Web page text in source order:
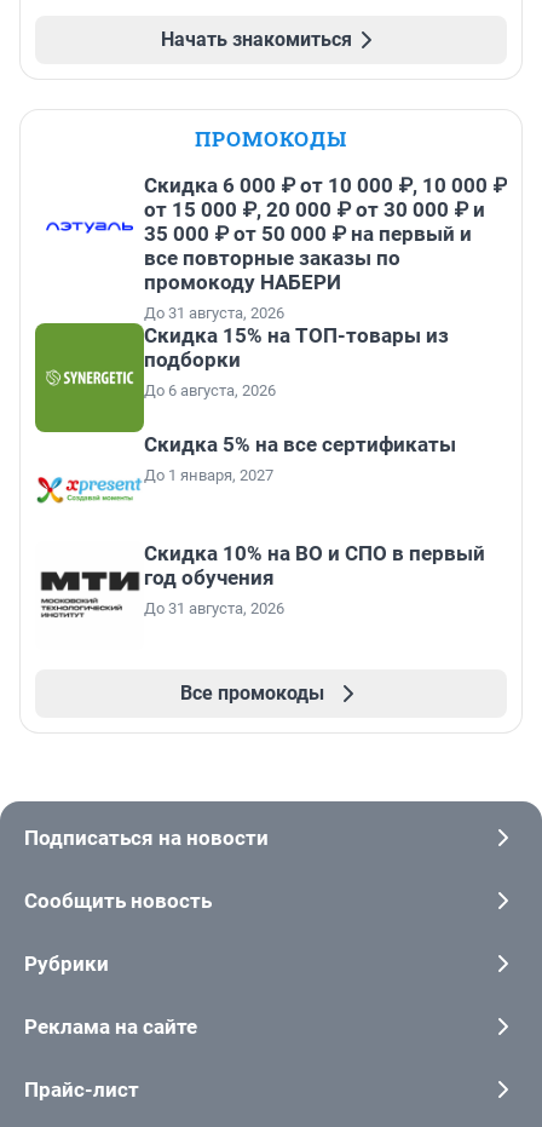
Начать знакомиться
ПРОМОКОДЫ
Скидка 6 000 ₽ от 10 000 ₽, 10 000 ₽
от 15 000 ₽, 20 000 ₽ от 30 000 ₽ и
35 000 ₽ от 50 000 ₽ на первый и
все повторные заказы по
промокоду НАБЕРИ
До 31 августа, 2026
Скидка 15% на ТОП-товары из
подборки
До 6 августа, 2026
Скидка 5% на все сертификаты
До 1 января, 2027
Скидка 10% на ВО и СПО в первый
год обучения
До 31 августа, 2026
Все промокоды
Подписаться на новости
Сообщить новость
Рубрики
Реклама на сайте
Прайс-лист